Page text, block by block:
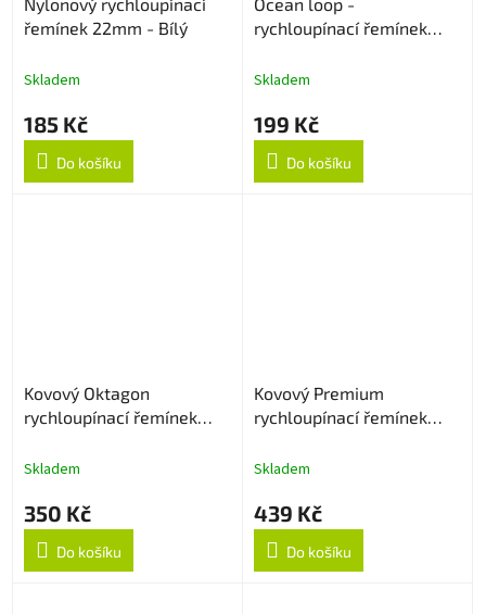
řemínek 22mm - Bílý
Skladem
185 Kč
Do košíku
rychloupínací řemínek
Skladem
199 Kč
Do košíku
Kovový Oktagon
rychloupínací řemínek
Skladem
350 Kč
Do košíku
Kovový Premium
rychloupínací řemínek
Skladem
439 Kč
Do košíku